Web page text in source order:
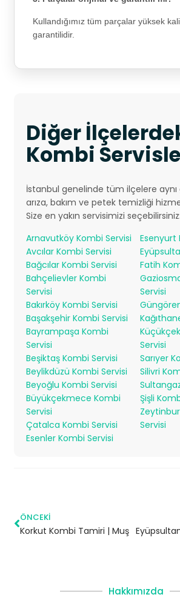
Kullandığımız tüm parçalar yüksek
garantilidir.
Diğer
Kombi
İstanbul genelinde tüm ilçelere
arıza, bakım ve petek temizliği
Size en yakın servisimizi seçebilirsiniz:
Arnavutköy Kombi Servisi
Avcılar Kombi Servisi
Bağcılar Kombi Servisi
Bahçelievler Kombi
Servisi
Bakırköy Kombi Servisi
Başakşehir Kombi Servisi
Bayrampaşa Kombi
Servisi
Beşiktaş Kombi Servisi
Beylikdüzü Kombi Servisi
Beyoğlu Kombi Servisi
Büyükçekmece Kombi
Servisi
Çatalca Kombi Servisi
Esenler Kombi Servisi
Esenyurt
Fatih
Servisi
Servisi
Sarıyer
Silivri
Şişli
Servisi
ÖNCEKI
Korkut Kombi Tamiri | Muş
Hakkımızda